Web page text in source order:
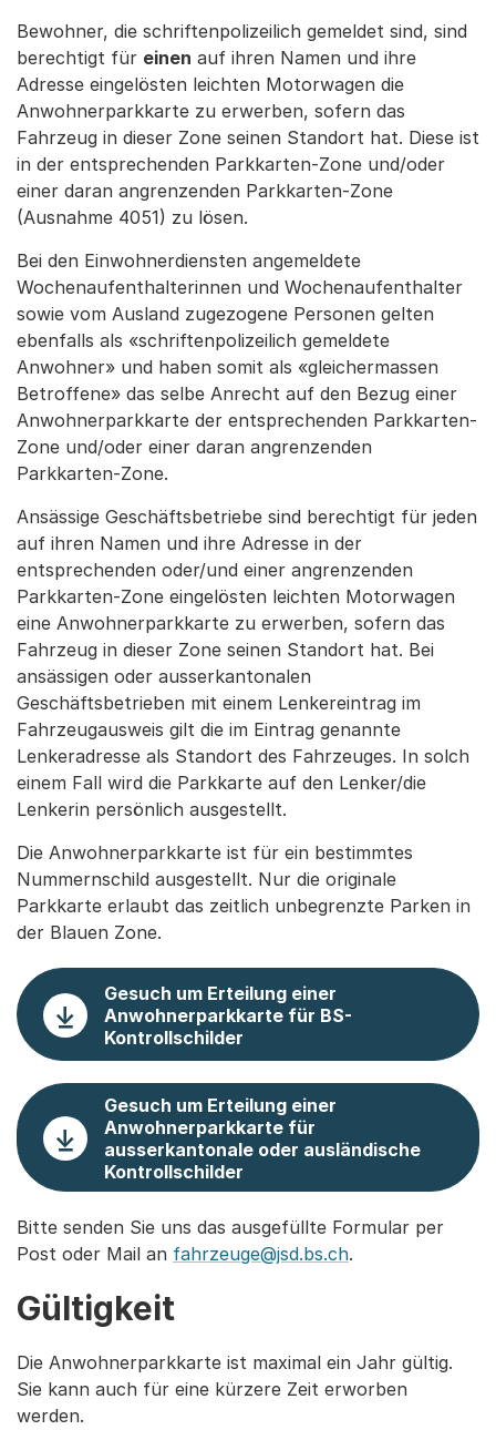
Bewohner, die schriftenpolizeilich gemeldet sind, sind
berechtigt für einen auf ihren Namen und ihre
Adresse eingelösten leichten Motorwagen die
Anwohnerparkkarte zu erwerben, sofern das
Fahrzeug in dieser Zone seinen Standort hat. Diese ist
in der entsprechenden Parkkarten-Zone und/oder
einer daran angrenzenden Parkkarten-Zone
(Ausnahme 4051) zu lösen.
Bei den Einwohnerdiensten angemeldete
Wochenaufenthalterinnen und Wochenaufenthalter
sowie vom Ausland zugezogene Personen gelten
ebenfalls als «schriftenpolizeilich gemeldete
Anwohner» und haben somit als «gleichermassen
Betroffene» das selbe Anrecht auf den Bezug einer
Anwohnerparkkarte der entsprechenden Parkkarten-
Zone und/oder einer daran angrenzenden
Parkkarten-Zone.
Ansässige Geschäftsbetriebe sind berechtigt für jeden
auf ihren Namen und ihre Adresse in der
entsprechenden oder/und einer angrenzenden
Parkkarten-Zone eingelösten leichten Motorwagen
eine Anwohnerparkkarte zu erwerben, sofern das
Fahrzeug in dieser Zone seinen Standort hat. Bei
ansässigen oder ausserkantonalen
Geschäftsbetrieben mit einem Lenkereintrag im
Fahrzeugausweis gilt die im Eintrag genannte
Lenkeradresse als Standort des Fahrzeuges. In solch
einem Fall wird die Parkkarte auf den Lenker/die
Lenkerin persönlich ausgestellt.
Die Anwohnerparkkarte ist für ein bestimmtes
Nummernschild ausgestellt. Nur die originale
Parkkarte erlaubt das zeitlich unbegrenzte Parken in
der Blauen Zone.
Gesuch um Erteilung einer
Anwohnerparkkarte für BS-
Kontrollschilder
Gesuch um Erteilung einer
Anwohnerparkkarte für
ausserkantonale oder ausländische
Kontrollschilder
Bitte senden Sie uns das ausgefüllte Formular per
Post oder Mail an fahrzeuge@jsd.bs.ch.
Gültigkeit
Die Anwohnerparkkarte ist maximal ein Jahr gültig.
Sie kann auch für eine kürzere Zeit erworben
werden.